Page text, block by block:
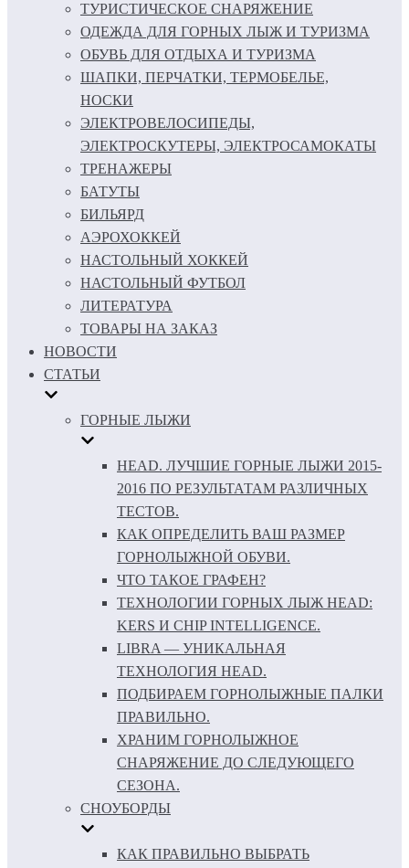
ТУРИСТИЧЕСКОЕ СНАРЯЖЕНИЕ
ОДЕЖДА ДЛЯ ГОРНЫХ ЛЫЖ И ТУРИЗМА
ОБУВЬ ДЛЯ ОТДЫХА И ТУРИЗМА
ШАПКИ, ПЕРЧАТКИ, ТЕРМОБЕЛЬЕ,
НОСКИ
ЭЛЕКТРОВЕЛОСИПЕДЫ,
ЭЛЕКТРОСКУТЕРЫ, ЭЛЕКТРОСАМОКАТЫ
ТРЕНАЖЕРЫ
БАТУТЫ
БИЛЬЯРД
АЭРОХОККЕЙ
НАСТОЛЬНЫЙ ХОККЕЙ
НАСТОЛЬНЫЙ ФУТБОЛ
ЛИТЕРАТУРА
ТОВАРЫ НА ЗАКАЗ
НОВОСТИ
СТАТЬИ
ГОРНЫЕ ЛЫЖИ
HEAD. ЛУЧШИЕ ГОРНЫЕ ЛЫЖИ 2015-
2016 ПО РЕЗУЛЬТАТАМ РАЗЛИЧНЫХ
ТЕСТОВ.
КАК ОПРЕДЕЛИТЬ ВАШ РАЗМЕР
ГОРНОЛЫЖНОЙ ОБУВИ.
ЧТО ТАКОЕ ГРАФЕН?
ТЕХНОЛОГИИ ГОРНЫХ ЛЫЖ HEAD:
KERS И CHIP INTELLIGENCE.
LIBRA — УНИКАЛЬНАЯ
ТЕХНОЛОГИЯ HEAD.
ПОДБИРАЕМ ГОРНОЛЫЖНЫЕ ПАЛКИ
ПРАВИЛЬНО.
ХРАНИМ ГОРНОЛЫЖНОЕ
СНАРЯЖЕНИЕ ДО СЛЕДУЮЩЕГО
СЕЗОНА.
СНОУБОРДЫ
КАК ПРАВИЛЬНО ВЫБРАТЬ